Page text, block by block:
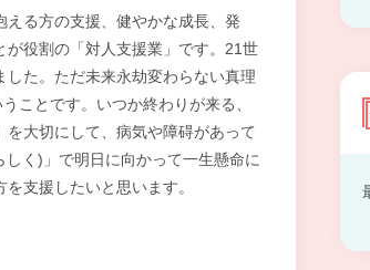
る方の支援、健やかな成長、発
役割の「対人支援業」です。21世
た。ただ未来永劫変わらない真理
ことです。いつか終わりが来る、
大切にして、病気や障碍があって
く)」で明日に向かって一生懸命に
支援したいと思います。